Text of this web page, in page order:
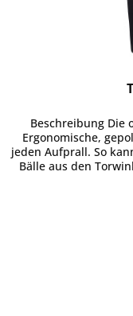
Beschreibung Die
Ergonomische,
jeden Aufprall. So
Bälle aus den